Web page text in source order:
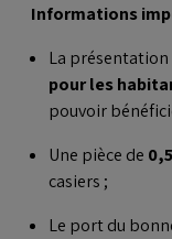
Informations
La présentation
pour les
pouvoir
Une pièce de
casiers ;
Le port du